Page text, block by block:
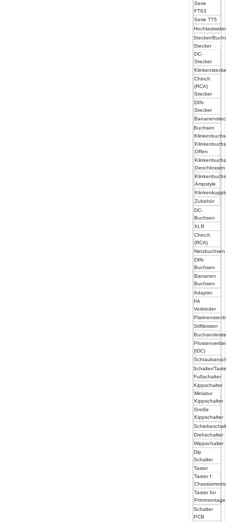
Serie
FT63
Serie T75
Stecker/
Stecker
DC-
Stecker
Chinch
(RCA)
Stecker
DIN-
Stecker
Buchsen
Offen
Geschlossen
Ampstyle
Zubehör
DC-
Buchsen
XLR
Chinch
(RCA)
Netzbuchsen
DIN-
Buchsen
Bananen
Buchsen
Adapter
PA
Verbinder
Stiftleisten
(IDC)
Schalter/
Fußschalter
Kippschalter
Miniatur
Kippschalter
Große
Kippschalter
Drehschalter
Wippschalter
Dip
Schalter
Taster
Taster f.
Taster für
Printmontage
Schalter
PCB